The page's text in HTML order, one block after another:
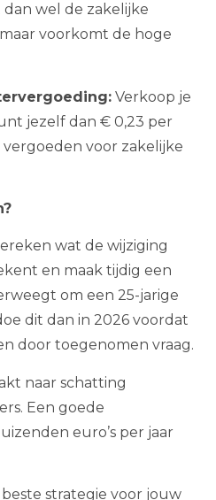
wel de zakelijke
voorkomt de hoge
Verkoop je
jezelf dan € 0,23 per
voor zakelijke
wat de wijziging
en maak tijdig een
om een 25-jarige
dit dan in 2026 voordat
door toegenomen vraag.
naar schatting
Een goede
euro’s per jaar
strategie voor jouw